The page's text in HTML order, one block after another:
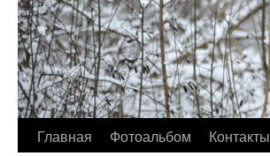
Перейти
Главная Фотоальбом Контакты